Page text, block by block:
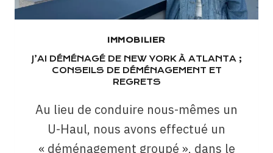
IMMOBILIER
J’AI DÉMÉNAGÉ DE NEW YORK À ATLANTA ;
CONSEILS DE DÉMÉNAGEMENT ET
REGRETS
Au lieu de conduire nous-mêmes un
U-Haul, nous avons effectué un
« déménagement groupé », dans le